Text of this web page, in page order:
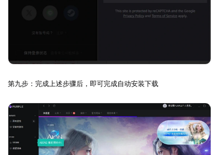
第九步：完成上述步骤后，即可完成自动安装下载